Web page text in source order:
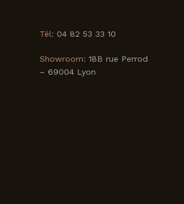
Tél: 04 82 53 33 10
Showroom: 18B rue Perrod
– 69004 Lyon